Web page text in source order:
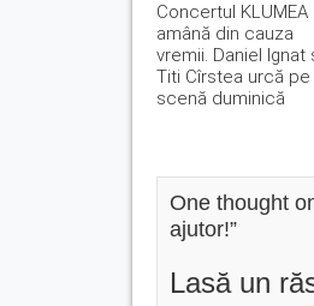
Concertul KLUMEA
amână din cauza
vremii. Daniel Ignat
Titi Cîrstea urcă pe
scenă duminică
One thought
ajutor!”
Lasă un